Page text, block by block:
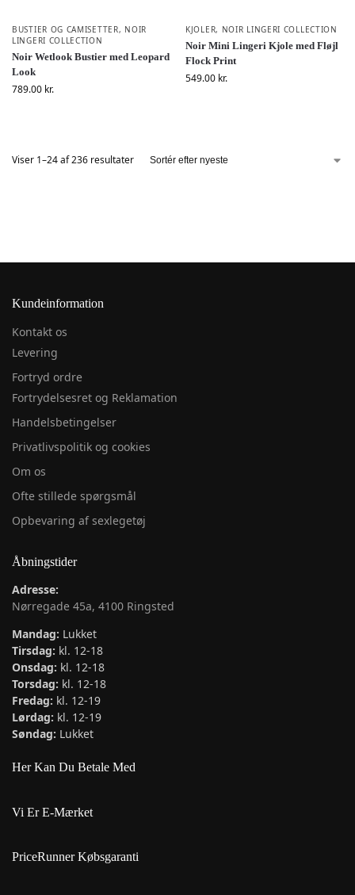
BUSTIER OG CAMISETTER, NOIR
LINGERI COLLECTION
Noir Wetlook Bustier med Leopard
Look
789.00 kr.
KJOLER, NOIR LINGERI COLLECTION
Noir Mini Lingeri Kjole med Fløjl
Flock Print
549.00 kr.
Viser 1–24 af 236 resultater
Kundeinformation
Kontakt os
Levering
Fortryd ordre
Fortrydelsesret og Reklamation
Handelsbetingelser
Privatlivspolitik og cookies
Om os
Ofte stillede spørgsmål
Opbevaring af sexlegetøj
Åbningstider
Adresse:
Nørregade 45a, 4100 Ringsted
Mandag: Lukket
Tirsdag: kl. 12-18
Onsdag: kl. 12-18
Torsdag: kl. 12-18
Fredag: kl. 12-19
Lørdag: kl. 12-19
Søndag: Lukket
Her Kan Du Betale Med
Vi Er E-Mærket
PriceRunner Købsgaranti